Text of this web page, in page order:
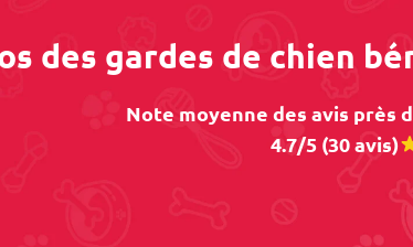
des gardes de chien
Note moyenne des avis près
4.7/5 (30 avis)